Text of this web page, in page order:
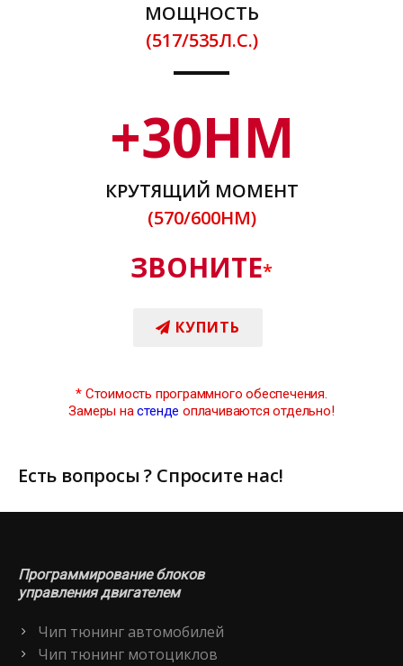
МОЩНОСТЬ
(517/535Л.С.)
+30НМ
КРУТЯЩИЙ МОМЕНТ
(570/600НМ)
ЗВОНИТЕ*
КУПИТЬ
* Стоимость программного обеспечения.
Замеры настенде оплачиваются отдельно!
Есть вопросы ? Спросите нас!
Программирование блоков
управления двигателем
Чип тюнинг автомобилей
Чип тюнинг мотоциклов